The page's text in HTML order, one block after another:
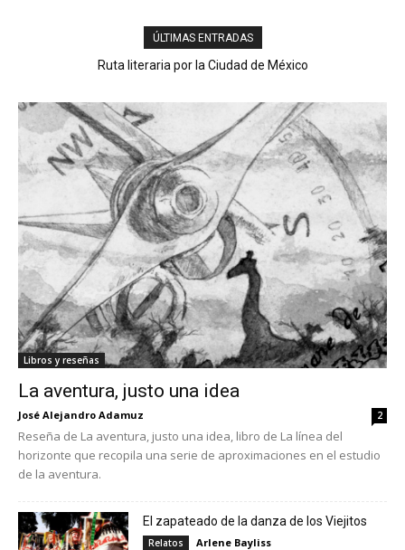
ÚLTIMAS ENTRADAS
Ruta literaria por la Ciudad de México
Libros y reseñas
La aventura, justo una idea
José Alejandro Adamuz 2
Reseña de La aventura, justo una idea, libro de La línea del
horizonte que recopila una serie de aproximaciones en el estudio
de la aventura.
El zapateado de la danza de los Viejitos
Relatos Arlene Bayliss